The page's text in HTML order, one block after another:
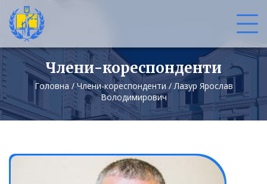
Члени-кореспонденти
Головна /Члени-кореспонденти/Лазур Ярослав
Володимирович